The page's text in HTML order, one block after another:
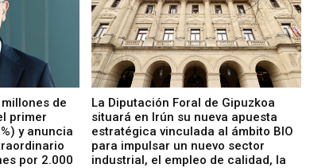
de
primer
y anuncia
por 2.000
La Diputación Foral de Gipuzkoa
situará en Irún su nueva apuesta
estratégica vinculada al ámbito BIO
para impulsar un nuevo sector
industrial, el empleo de calidad, la